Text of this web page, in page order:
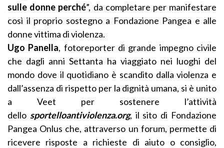
sulle donne perché”, da completare per manifestare
così il proprio sostegno a Fondazione Pangea e alle
donne vittima di violenza.
Ugo Panella, fotoreporter di grande impegno civile
che dagli anni Settanta ha viaggiato nei luoghi del
mondo dove il quotidiano è scandito dalla violenza e
dall’assenza di rispetto per la dignità umana, si è unito
a Veet per sostenere l’attività
dello sportelloantiviolenza.org, il sito di Fondazione
Pangea Onlus che, attraverso un forum, permette di
ricevere risposte a richieste di aiuto o consiglio,